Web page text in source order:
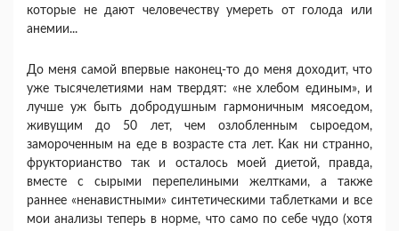
которые не дают человечеству умереть от голода или
анемии...
До меня самой впервые наконец-то до меня доходит, что
уже тысячелетиями нам твердят: «не хлебом единым», и
лучше уж быть добродушным гармоничным мясоедом,
живущим до 50 лет, чем озлобленным сыроедом,
замороченным на еде в возрасте ста лет. Как ни странно,
фрукторианство так и осталось моей диетой, правда,
вместе с сырыми перепелиными желтками, а также
раннее «ненавистными» синтетическими таблетками и все
мои анализы теперь в норме, что само по себе чудо (хотя